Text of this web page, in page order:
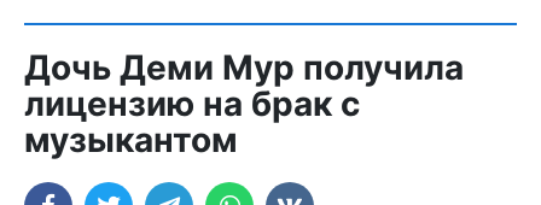
Дочь Деми Мур получила
лицензию на брак с
музыкантом